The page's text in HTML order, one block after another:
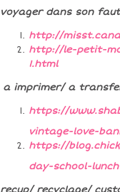
voyager dans son
http://
http://le-petit-
1.html
a imprimer/ a
https://
vintage-love-
https://
day-school-